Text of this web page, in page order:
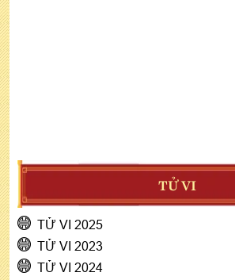
TỬ VI
TỬ VI 2025
TỬ VI 2023
TỬ VI 2024